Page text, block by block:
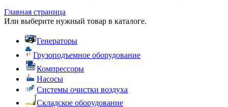
Главная страница
Или выберите нужный товар в каталоге.
Генераторы
Грузоподъемное оборудование
Компрессоры
Насосы
Системы очистки воздуха
Складское оборудование